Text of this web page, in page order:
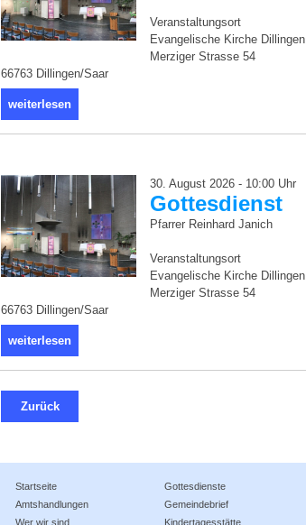
Veranstaltungsort
Evangelische Kirche Dillingen
Merziger Strasse 54
66763 Dillingen/Saar
weiterlesen
30. August 2026 - 10:00 Uhr
Gottesdienst
Pfarrer Reinhard Janich
Veranstaltungsort
Evangelische Kirche Dillingen
Merziger Strasse 54
66763 Dillingen/Saar
weiterlesen
Zurück
Startseite
Amtshandlungen
Wer wir sind
Gottesdienste
Gemeindebrief
Kindertagesstätte